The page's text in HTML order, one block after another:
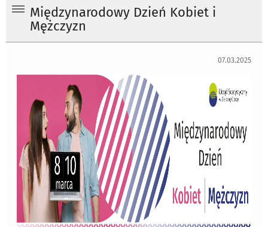
Międzynarodowy Dzień Kobiet i
Mężczyzn
07.03.2025